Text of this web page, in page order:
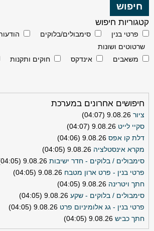
קטגוריות חיפוש
פרטי בנין סימבולים/בלוקים
שרטוטים ושונות
משאבים
אינדקס חוקים ותקנות
חיפושים אחרונים במערכת
ציור 9.08.26 (04:07)
סקיי לייט 9.08.26 (04:07)
דלת קו אפס 9.08.26 (04:06)
מקרא אינסטלציה 9.08.26 (04:05)
סימבולים / בלוקים - חדר ישיבות 9.08.26 (04:05)
פרטי בנין - פרט ארון מטבח 9.08.26 (04:05)
חתך ויטרינה 9.08.26 (04:05)
סימבולים / בלוקים - שקע 9.08.26 (04:05)
פרטי בנין - גג אלומיניום פרט 9.08.26 (04:05)
חתך כביש 9.08.26 (04:05)